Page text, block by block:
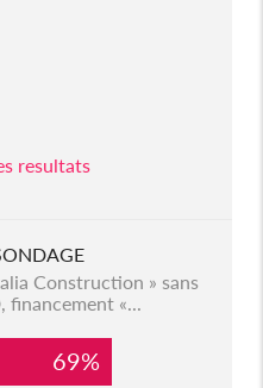
resultats
Construction » sans
financement «...
69%